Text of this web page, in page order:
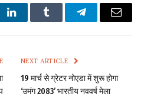
LinkedInTumblr TelegramEmail
NEXT ARTICLE
19 मार्च से ग्रेटर नोएडा में शुरू होगा
‘उमंग 2083’ भारतीय नववर्ष मेला